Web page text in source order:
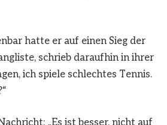
hatte er auf einen Sieg der
schrieb daraufhin in ihrer
ich spiele schlechtes Tennis.